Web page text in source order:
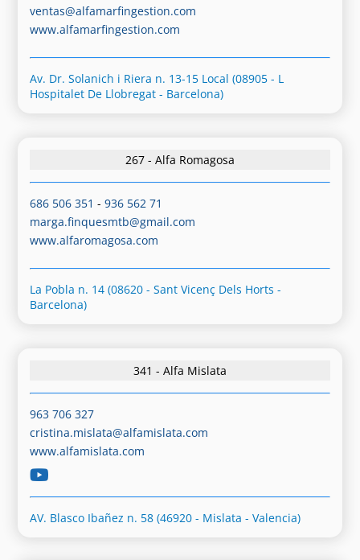
ventas@alfamarfingestion.com
www.alfamarfingestion.com
Av. Dr. Solanich i Riera n. 13-15 Local (08905 - L
Hospitalet De Llobregat - Barcelona)
267 - Alfa Romagosa
686 506 351 -936 562 71
marga.finquesmtb@gmail.com
www.alfaromagosa.com
La Pobla n. 14 (08620 - Sant Vicenç Dels Horts -
Barcelona)
341 - Alfa Mislata
963 706 327
cristina.mislata@alfamislata.com
www.alfamislata.com
AV. Blasco Ibañez n. 58 (46920 - Mislata - Valencia)